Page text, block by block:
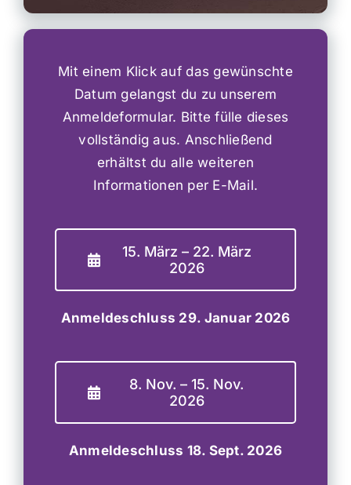
Mit einem Klick auf das gewünschte
Datum gelangst du zu unserem
Anmeldeformular. Bitte fülle dieses
vollständig aus. Anschließend
erhältst du alle weiteren
Informationen per E-Mail.
15. März – 22. März
2026
Anmeldeschluss 29. Januar 2026
8. Nov. – 15. Nov.
2026
Anmeldeschluss 18. Sept. 2026